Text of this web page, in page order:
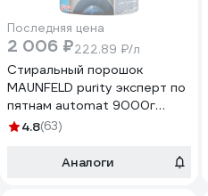
Последняя цена
2 006 ₽222.89 ₽/л
Стиральный порошок
MAUNFELD purity эксперт по
пятнам automat 9000г
MWP9000BM
4.8(63)
Аналоги